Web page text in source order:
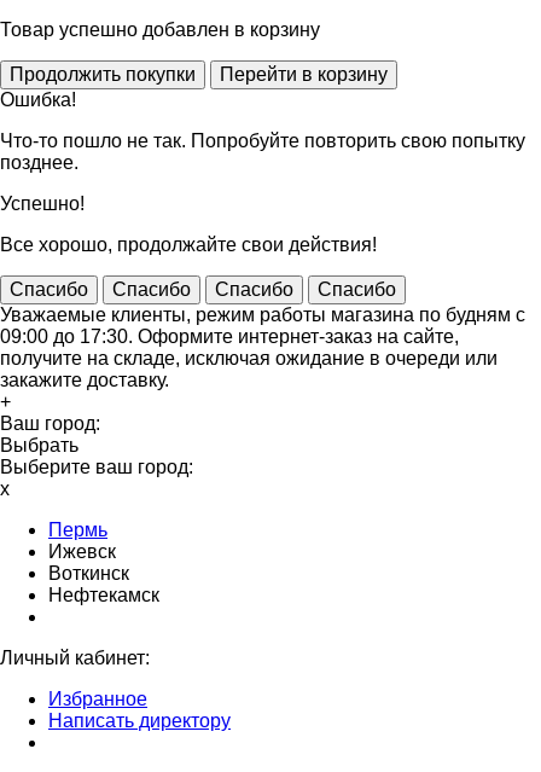
Товар успешно добавлен в корзину
Ошибка!
Что-то пошло не так. Попробуйте повторить свою попытку
позднее.
Успешно!
Все хорошо, продолжайте свои действия!
Спасибо Спасибо Спасибо
Спасибо
Уважаемые клиенты, режим работы магазина по будням с
09:00 до 17:30. Оформите интернет-заказ на сайте,
получите на складе, исключая ожидание в очереди или
закажите доставку.
+
Ваш город:
Выбрать
Выберите ваш город:
x
Пермь
Ижевск
Воткинск
Нефтекамск
Личный кабинет:
Избранное
Написать директору